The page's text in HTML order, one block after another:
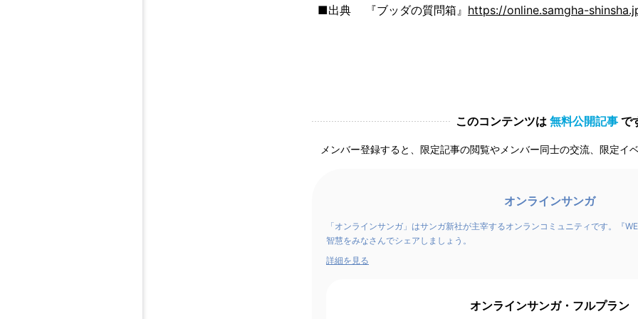
■出典 『ブッダの質問箱』 https://online.samgha-
このコンテンツは 無料公開記事 で
メンバー登録すると、限定記事の閲覧やメンバー同士の交流、限定イ
オンラインサンガ
「オンラインサンガ」はサンガ新社が主宰するオンランコミュニティです。『
智慧をみなさんでシェアしましょう。
詳細を見る
オンラインサンガ・フルプラン